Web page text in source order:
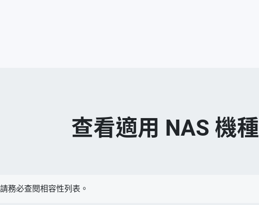
查看適用 NAS 機種
務必查閱相容性列表。